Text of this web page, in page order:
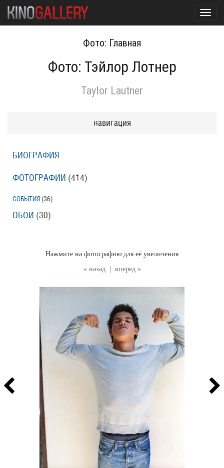
Фото: Главная
Фото: Тэйлор Лотнер
Taylor Lautner
« назад вперед »
Нажмите на фотографию для её увеличения
навигация
БИОГРАФИЯ
ФОТОГРАФИИ (414)
СОБЫТИЯ (36)
ОБОИ (30)